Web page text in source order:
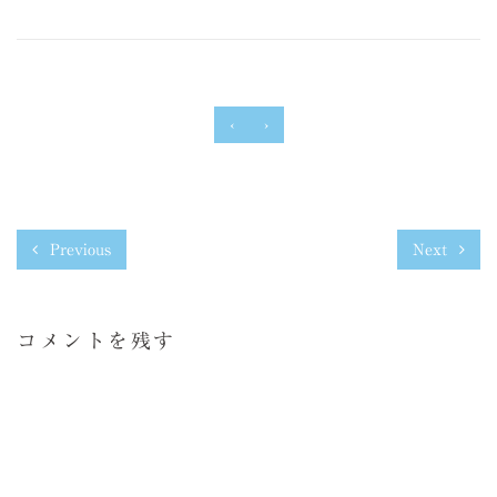
‹ ›
Previous Next
コメントを残す